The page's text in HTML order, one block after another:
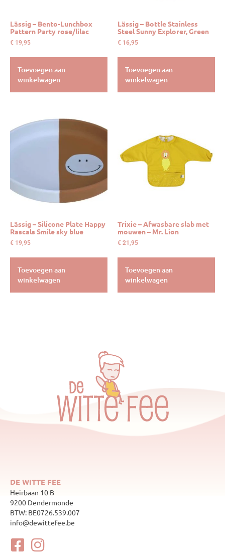
Lässig – Bento-Lunchbox
Pattern Party rose/lilac
€ 19,95
Toevoegen aan
winkelwagen
Lässig – Bottle Stainless
Steel Sunny Explorer, Green
€ 16,95
Toevoegen aan
winkelwagen
Lässig – Silicone Plate Happy
Rascals Smile sky blue
€ 19,95
Toevoegen aan
winkelwagen
Trixie – Afwasbare slab met
mouwen – Mr. Lion
€ 21,95
Toevoegen aan
winkelwagen
DE WITTE FEE
Heirbaan 10 B
9200 Dendermonde
BTW: BE0726.539.007
info@dewittefee.be